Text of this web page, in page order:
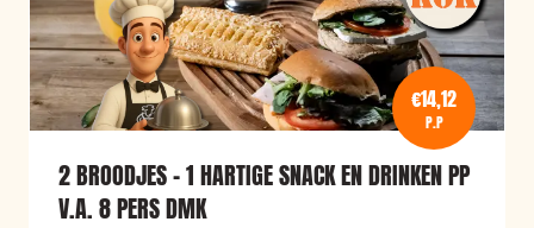
€14,12
P.P
2 BROODJES - 1 HARTIGE SNACK EN DRINKEN PP
V.A. 8 PERS DMK